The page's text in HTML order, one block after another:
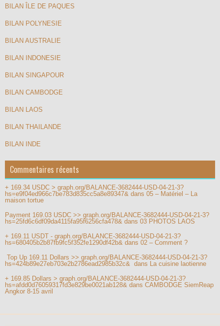
BILAN ÎLE DE PAQUES
BILAN POLYNESIE
BILAN AUSTRALIE
BILAN INDONESIE
BILAN SINGAPOUR
BILAN CAMBODGE
BILAN LAOS
BILAN THAILANDE
BILAN INDE
Commentaires récents
+ 169.34 USDC > graph.org/BALANCE-3682444-USD-04-21-3?
hs=e9f04ed966c7be783d835cc5a8e89347& dans 05 – Matériel – La
maison tortue
Payment 169.03 USDC >> graph.org/BALANCE-3682444-USD-04-21-3?
hs=25fd6c6df09da4115fa95f6256cfa478& dans 03 PHOTOS LAOS
+ 169.11 USDT - graph.org/BALANCE-3682444-USD-04-21-3?
hs=680405b2b87fb9fc5f352fe1290df42b& dans 02 – Comment ?
️ Top Up 169.11 Dollars >> graph.org/BALANCE-3682444-USD-04-21-3?
hs=424b89e27eb703e2b2786ead2985b32c& ️ dans La cuisine laotienne
+ 169.85 Dollars > graph.org/BALANCE-3682444-USD-04-21-3?
hs=afdd0d76059317fd3e829be0021ab128& dans CAMBODGE SiemReap
Angkor 8-15 avril